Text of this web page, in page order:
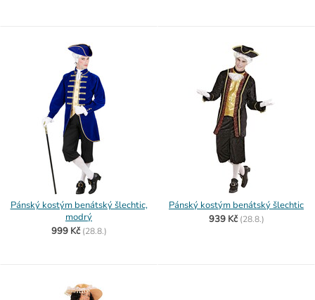
Pánský kostým benátský šlechtic,
modrý
999 Kč (28.8.)
Pánský kostým benátský šlechtic
939 Kč (28.8.)